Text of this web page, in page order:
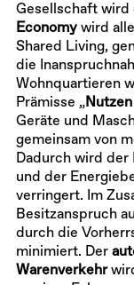
Gesellschaft wird
Economy wird
Shared Living,
die
Wohnquartieren
Prämisse „
Geräte und
gemeinsam von
Dadurch wird der
und der
verringert. Im
Besitzanspruch
durch die
minimiert. Der
Warenverkehr